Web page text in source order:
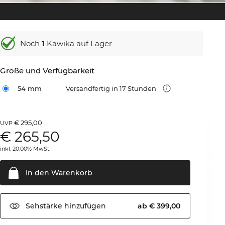
Noch1 Kawika auf Lager
Größe und Verfügbarkeit
54 mm Versandfertig in 17 Stunden
UVP€ 295,00
€265,50
inkl. 20.00% MwSt.
In den Warenkorb
Sehstärke hinzufügen ab € 399,00